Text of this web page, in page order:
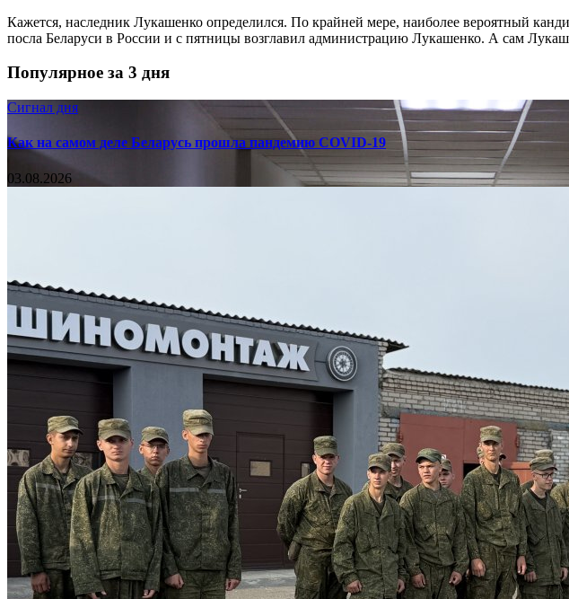
Кажется, наследник Лукашенко определился. По крайней мере, наиболее вероятный
посла Беларуси в России и с пятницы возглавил администрацию Лукашенко. А сам
Популярное за 3 дня
Сигнал дня
Как на самом деле Беларусь прошла пандемию COVID-19
03.08.2026